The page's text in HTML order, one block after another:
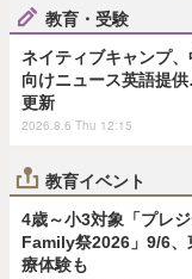
教育・受験
ネイティブキャンプ
向けニュース英語提
更新
2026.8.6 Thu 12:15
教育イベント
4歳～小3対象「プレ
Family祭2026」9/6、
療体験も